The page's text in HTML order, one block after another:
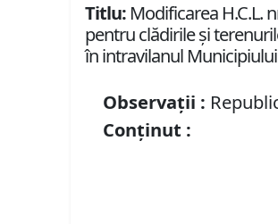
Titlu: Modificarea H.C.L.
pentru clădirile şi
în intravilanul
Observații :
Conținut :